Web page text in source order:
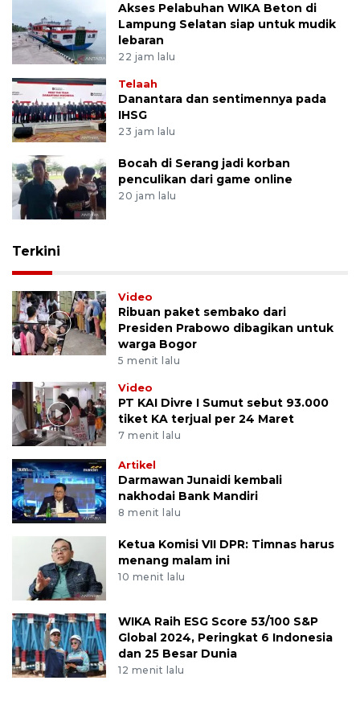
Akses Pelabuhan WIKA Beton di
Lampung Selatan siap untuk mudik
lebaran
22 jam lalu
Telaah
Danantara dan sentimennya pada
IHSG
23 jam lalu
Bocah di Serang jadi korban
penculikan dari game online
20 jam lalu
Terkini
Video
Ribuan paket sembako dari
Presiden Prabowo dibagikan untuk
warga Bogor
5 menit lalu
Video
PT KAI Divre I Sumut sebut 93.000
tiket KA terjual per 24 Maret
7 menit lalu
Artikel
Darmawan Junaidi kembali
nakhodai Bank Mandiri
8 menit lalu
Ketua Komisi VII DPR: Timnas harus
menang malam ini
10 menit lalu
WIKA Raih ESG Score 53/100 S&P
Global 2024, Peringkat 6 Indonesia
dan 25 Besar Dunia
12 menit lalu